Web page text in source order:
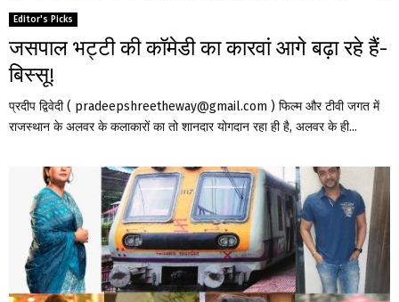
Editor's Picks
जसपाल भट्टी की कॉमेडी का कारवां आगे बढ़ा रहे हैं-
बिस्सू!
प्रदीप द्विवेदी ( pradeepshreetheway@gmail.com ) फिल्म और टीवी जगत में
राजस्थान के अलवर के कलाकारों का तो शानदार योगदान रहा ही है, अलवर के ही...